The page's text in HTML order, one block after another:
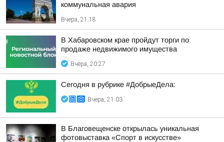
коммунальная авария
Вчера, 21:18
В Хабаровском крае пройдут торги по
продаже недвижимого имущества
Вчера, 20:27
Сегодня в рубрике #ДобрыеДела:
Вчера, 21:03
В Благовещенске открылась уникальная
фотовыставка «Спорт в искусстве»